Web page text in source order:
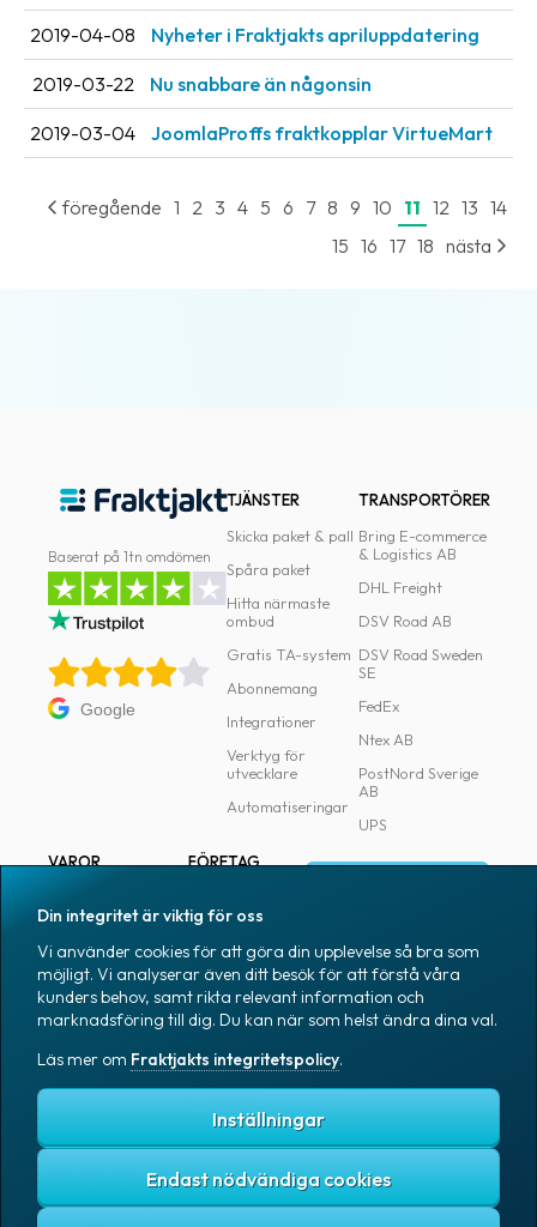
2019-04-08 Nyheter i Fraktjakts apriluppdatering
2019-03-22 Nu snabbare än någonsin
2019-03-04 JoomlaProffs fraktkopplar VirtueMart
föregående 1 2 3 4 5 6 7 8 9 10 11 12 13 14
15 16 17 18 nästa
Baserat på 1tn omdömen
Google
TJÄNSTER
Skicka paket & pall
Spåra paket
Hitta närmaste
ombud
Gratis TA-system
Abonnemang
Integrationer
Verktyg för
utvecklare
Automatiseringar
TRANSPORTÖRER
Bring E-commerce
& Logistics AB
DHL Freight
DSV Road AB
DSV Road Sweden
SE
FedEx
Ntex AB
PostNord Sverige
AB
UPS
VAROR
Märkning
Emballage
Emballagetillbehör
Kontorsvaror
FÖRETAG
Pressrum
Medarbetare
Jobb & karriär
Nyhetsarkiv
Blogg
Skapa konto
Fraktjakts integritetspolicy
Allmänna villkor
Din integritet är viktig för oss
Vi använder cookies för att göra din upplevelse så bra som
möjligt. Vi analyserar även ditt besök för att förstå våra
kunders behov, samt rikta relevant information och
marknadsföring till dig. Du kan när som helst ändra dina val.
Läs mer om Fraktjakts integritetspolicy.
Inställningar
Endast nödvändiga cookies